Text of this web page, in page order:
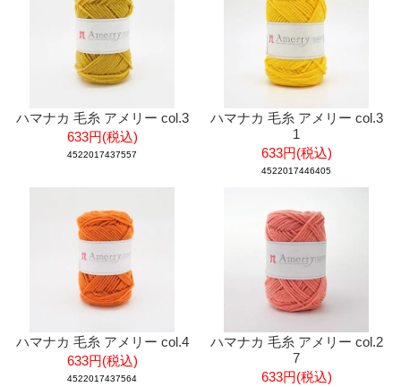
ハマナカ 毛糸 アメリー col.3
633円(税込)
4522017437557
ハマナカ 毛糸 アメリー col.3
1
633円(税込)
4522017446405
ハマナカ 毛糸 アメリー col.4
633円(税込)
4522017437564
ハマナカ 毛糸 アメリー col.2
7
633円(税込)